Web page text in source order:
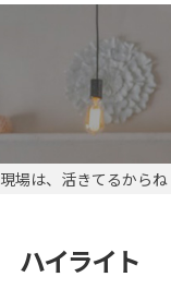
現場は、活きてるからね
ハイライト